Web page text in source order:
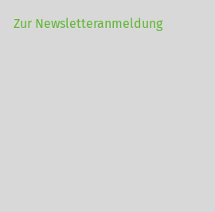
Zur Newsletteranmeldung